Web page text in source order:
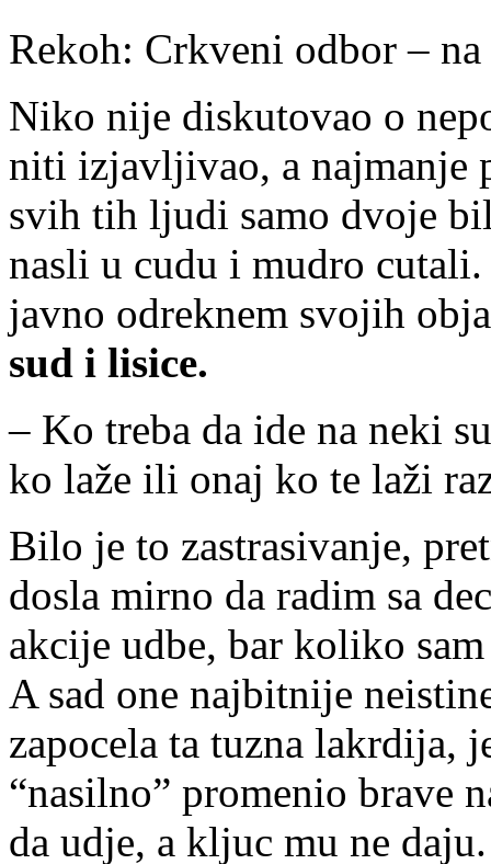
Rekoh: Crkveni odbor –
Niko nije diskutovao o
niti izjavljivao, a najmanje
svih tih ljudi samo dvoje
nasli u cudu i mudro
javno odreknem svojih
sud i lisice.
– Ko treba da ide na neki
ko laže ili onaj ko te laži
Bilo je to zastrasivanje,
dosla mirno da radim sa
akcije udbe, bar koliko
A sad one najbitnije
zapocela ta tuzna lakrdija,
“nasilno” promenio brave
da udje, a kljuc mu ne